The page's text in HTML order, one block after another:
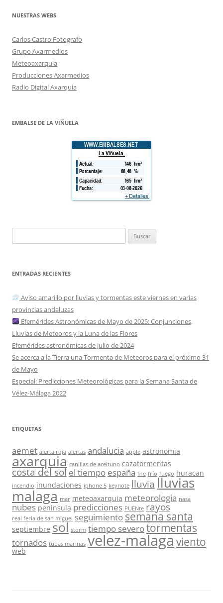
NUESTRAS WEBS
Carlos Castro Fotografo
Grupo Axarmedios
Meteoaxarquia
Producciones Axarmedios
Radio Digital Axarquia
EMBALSE DE LA VIÑUELA
ENTRADAS RECIENTES
Aviso amarillo por lluvias y tormentas este viernes en varias
provincias andaluzas
Efemérides Astronómicas de Mayo de 2025: Conjunciones,
Lluvias de Meteoros y la Luna de las Flores
Efemérides astronómicas de Julio de 2024
Se acerca a la Tierra una Tormenta de Meteoros para el próximo 31
de Mayo
Especial: Predicciones Meteorológicas para la Semana Santa de
Vélez-Málaga 2022
ETIQUETAS
aemet alerta roja alertas andalucia apple astronomia
axarquia canillas de aceituno cazatormentas
costa del sol el tiempo españa fire frío fuego huracan
incendio inundaciones iphone 5 keynote lluvia lluvias
malaga mar meteoaxarquia meteorologia nasa
nubes peninsula predicciones PUENte rayos
real feria de san miguel seguimiento semana santa
septiembre sol storm tiempo severotormentas
tornados tubas marinas velez-malagaviento
web